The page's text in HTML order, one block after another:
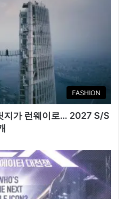
FASHION
지가 런웨이로… 2027 S/S